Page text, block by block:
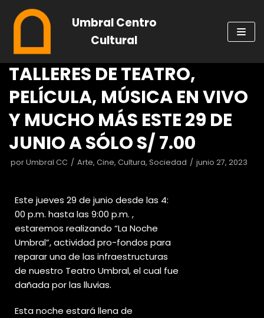
Saltar
al
Umbral Centro
Cultural
TALLERES DE TEATRO,
PELÍCULA, MÚSICA EN VIVO
Y MUCHO MÁS ESTE 29 DE
JUNIO A SÓLO S/ 7.00
porUmbral CC Arte, Cine, Cultura, Sociedad junio 27, 2023
Este jueves 29 de junio desde las 4:
00 p.m. hasta las 9:00 p.m. ,
estaremos realizando “La Noche
Umbral”, actividad pro-fondos para
reparar una de las infraestructuras
de nuestro Teatro Umbral, el cual fue
dañada por las lluvias.
Esta noche estará llena de